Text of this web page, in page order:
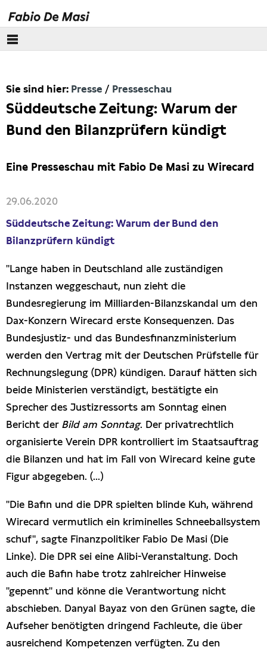
Europäisches Parlament
Themen
Artikel
Presseschau
Publikationen
Anfragen (Archivseite)
Sie sind hier: Presse Presseschau
Süddeutsche Zeitung: Warum der
Bund den Bilanzprüfern kündigt
Eine Presseschau mit Fabio De Masi zu Wirecard
29.06.2020
Süddeutsche Zeitung: Warum der Bund den
Bilanzprüfern kündigt
"Lange haben in Deutschland alle zuständigen
Instanzen weggeschaut, nun zieht die
Bundesregierung im Milliarden-Bilanzskandal um den
Dax-Konzern Wirecard erste Konsequenzen. Das
Bundesjustiz- und das Bundesfinanzministerium
werden den Vertrag mit der Deutschen Prüfstelle für
Rechnungslegung (DPR) kündigen. Darauf hätten sich
beide Ministerien verständigt, bestätigte ein
Sprecher des Justizressorts am Sonntag einen
Bericht der Bild am Sonntag. Der privatrechtlich
organisierte Verein DPR kontrolliert im Staatsauftrag
die Bilanzen und hat im Fall von Wirecard keine gute
Figur abgegeben. (...)
"Die Bafin und die DPR spielten blinde Kuh, während
Wirecard vermutlich ein kriminelles Schneeballsystem
schuf", sagte Finanzpolitiker Fabio De Masi (Die
Linke). Die DPR sei eine Alibi-Veranstaltung. Doch
auch die Bafin habe trotz zahlreicher Hinweise
"gepennt" und könne die Verantwortung nicht
abschieben. Danyal Bayaz von den Grünen sagte, die
Aufseher benötigten dringend Fachleute, die über
ausreichend Kompetenzen verfügten. Zu den